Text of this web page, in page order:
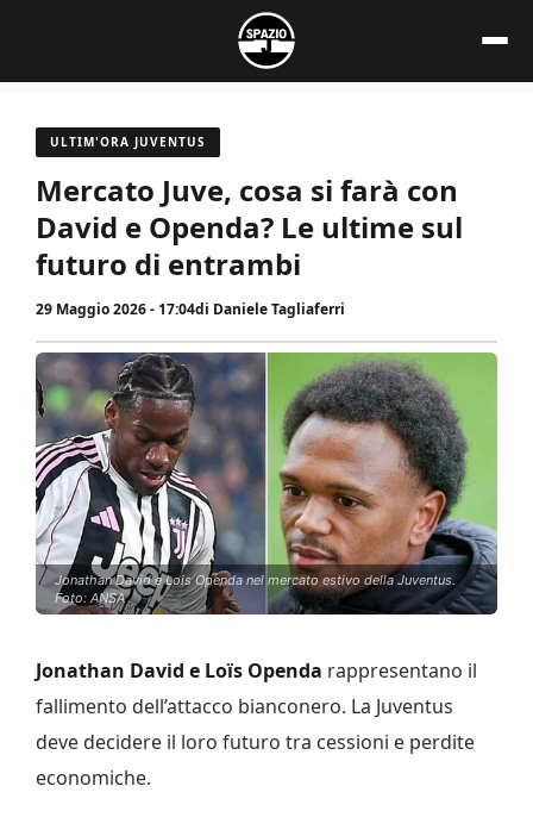
contenuto
ULTIM'ORA JUVENTUS
Mercato Juve, cosa si farà con
David e Openda? Le ultime sul
futuro di entrambi
29 Maggio 2026 - 17:04di Daniele Tagliaferri
Jonathan David e Lois Openda nel mercato estivo della Juventus.
Foto: ANSA
Jonathan David e Loïs Openda rappresentano il
fallimento dell’attacco bianconero. La Juventus
deve decidere il loro futuro tra cessioni e perdite
economiche.